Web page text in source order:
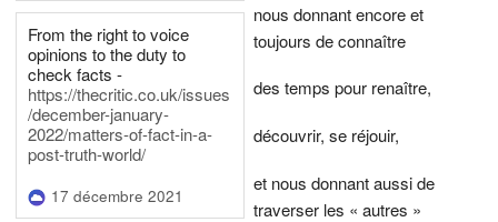
From the right to voice
opinions to the duty to
check facts -
https://thecritic.co.uk/issues
/december-january-
2022/matters-of-fact-in-a-
post-truth-world/
17 décembre 2021
nous donnant encore et
toujours de connaître
des temps pour renaître,
découvrir, se réjouir,
et nous donnant aussi de
traverser les « autres »